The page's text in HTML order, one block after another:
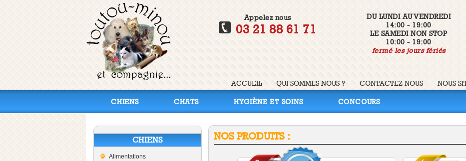
Appelez nous
03 21 88 61 71
DU LUNDI AU VENDREDI
14:00 - 19:00
LE SAMEDI NON STOP
10:00 - 19:00
fermé les jours fériés
ACCUEIL QUI SOMMES NOUS ? CONTACTEZ NOUS NOUS
CHIENS CHATS HYGIÈNE ET SOINS CONCOURS
CHIENS
Alimentations
NOS PRODUITS :